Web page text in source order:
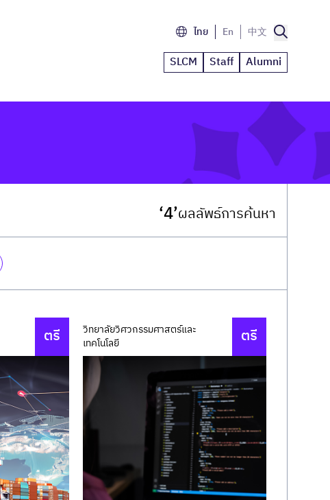
ไทย En 中文
SLCM Staff Alumni
‘4’ผลลัพธ์การค้นหา
ตรี
วิทยาลัยวิศวกรรมศาสตร์และ
เทคโนโลยี
ตรี